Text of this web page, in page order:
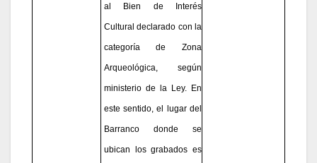
al Bien de Interés
Cultural declarado con la
categoría de Zona
Arqueológica, según
ministerio de la Ley. En
este sentido, el lugar del
Barranco donde se
ubican los grabados es